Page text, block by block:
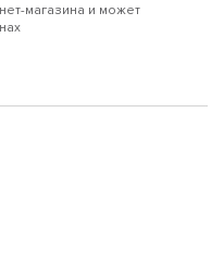
магазина и может